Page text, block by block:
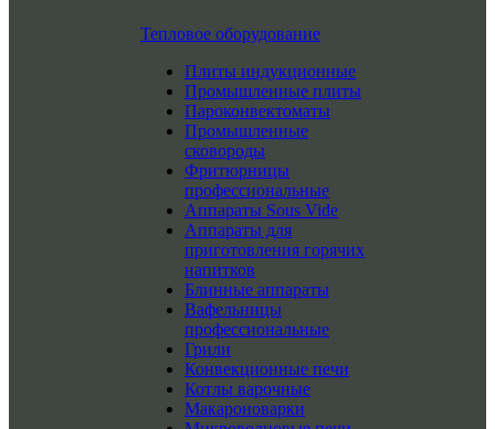
Тепловое оборудование
Плиты индукционные
Промышленные плиты
Пароконвектоматы
Промышленные
сковороды
Фритюрницы
профессиональные
Аппараты Sous Vide
Аппараты для
приготовления горячих
напитков
Блинные аппараты
Вафельницы
профессиональные
Грили
Конвекционные печи
Котлы варочные
Макароноварки